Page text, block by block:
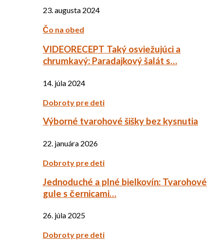
23. augusta 2024
Čo na obed
VIDEORECEPT Taký osviežujúci a
chrumkavý: Paradajkový šalát s…
14. júla 2024
Dobroty pre deti
Výborné tvarohové šišky bez kysnutia
22. januára 2026
Dobroty pre deti
Jednoduché a plné bielkovín: Tvarohové
gule s černicami…
26. júla 2025
Dobroty pre deti